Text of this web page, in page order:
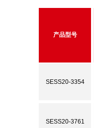
产品型号
SESS20-3354
SESS20-3761